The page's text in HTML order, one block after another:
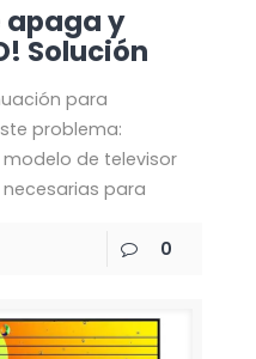
apaga y
Solución
para
problema:
modelo de televisor
para
0